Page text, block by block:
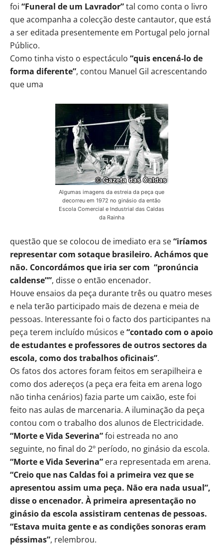
foi “Funeral de um Lavrador”tal como conta o livro
que acompanha a colecção deste cantautor, que está
a ser editada presentemente em Portugal pelo jornal
Público.
Como tinha visto o espectáculo “quis encená-lo de
forma diferente”, contou Manuel Gil acrescentando
que uma
Algumas imagens da estreia da peça que
decorreu em 1972 no ginásio da então
Escola Comercial e Industrial das Caldas
da Rainha
questão que se colocou de imediato era se“iríamos
representar com sotaque brasileiro. Achámos que
não. Concordámos que iria ser com “pronúncia
caldense””, disse o então encenador.
Houve ensaios da peça durante três ou quatro meses
e nela terão participado mais de dezena e meia de
pessoas. Interessante foi o facto dos participantes na
peça terem incluído músicos e“contado com o apoio
de estudantes e professores de outros sectores da
escola, como dos trabalhos oficinais”.
Os fatos dos actores foram feitos em serapilheira e
como dos adereços (a peça era feita em arena logo
não tinha cenários) fazia parte um caixão, este foi
feito nas aulas de marcenaria. A iluminação da peça
contou com o trabalho dos alunos de Electricidade.
“Morte e Vida Severina”foi estreada no ano
seguinte, no final do 2º período, no ginásio da escola.
“Morte e Vida Severina” era representada em arena.
“Creio que nas Caldas foi a primeira vez que se
apresentou assim uma peça. Não era nada usual”,
disse o encenador. À primeira apresentação no
ginásio da escola assistiram centenas de pessoas.
“Estava muita gente e as condições sonoras eram
péssimas”, relembrou.